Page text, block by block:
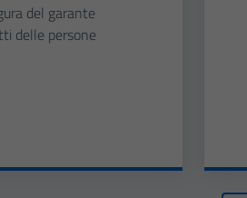
del garante
delle persone